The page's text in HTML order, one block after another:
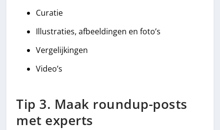
Curatie
Illustraties, afbeeldingen en foto’s
Vergelijkingen
Video’s
Tip 3. Maak roundup-posts
met experts